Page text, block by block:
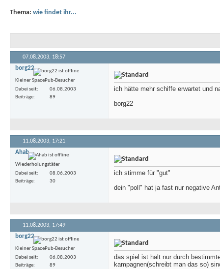
Thema: wie findet ihr...
07.08.2003, 18:57
borg22
Kleiner SpacePub-Besucher
Dabei seit
06.08.2003
Beiträge
89
ich hätte mehr schiffe erwartet und
borg22
11.08.2003, 17:21
Ahab
Wiederholungstäter
Dabei seit
08.06.2003
Beiträge
30
ich stimme für "gut"
dein "poll" hat ja fast nur negative
11.08.2003, 17:49
borg22
Kleiner SpacePub-Besucher
Dabei seit
06.08.2003
Beiträge
89
das spiel ist halt nur durch
kampagnen(schreibt man das so)